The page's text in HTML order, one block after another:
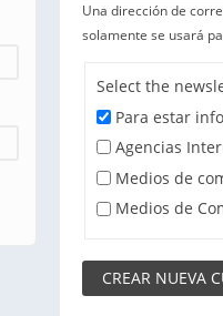
Una dirección de
solamente se usará
Select the
Para estar
Agencias
Medios de
Medios de